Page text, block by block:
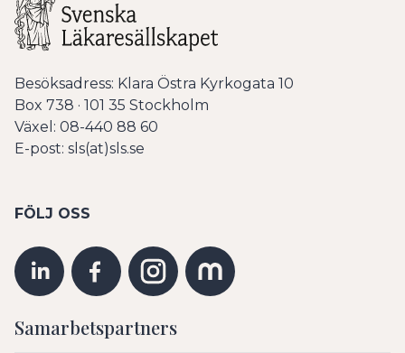
Besöksadress: Klara Östra Kyrkogata 10
Box 738 · 101 35 Stockholm
Växel: 08-440 88 60
E-post: sls(at)sls.se
FÖLJ OSS
Samarbetspartners